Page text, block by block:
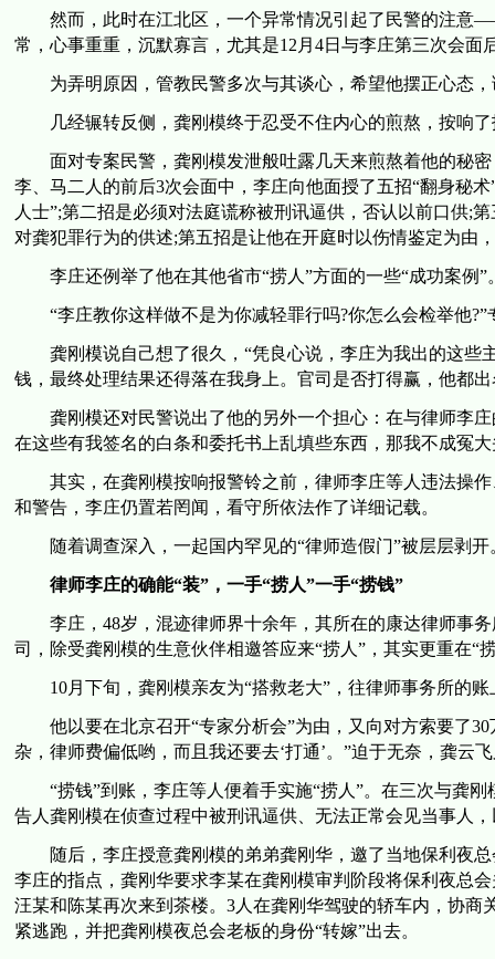
然而，此时在江北区，一个异常情况引起了民警的注意
常，心事重重，沉默寡言，尤其是12月4日与李庄第三次会
为弄明原因，管教民警多次与其谈心，希望他摆正心态，
几经辗转反侧，龚刚模终于忍受不住内心的煎熬，按响了
面对专案民警，龚刚模发泄般吐露几天来煎熬着他的秘密
李、马二人的前后3次会面中，李庄向他面授了五招“翻身秘
人士”;第二招是必须对法庭谎称被刑讯逼供，否认以前口供;
对龚犯罪行为的供述;第五招是让他在开庭时以伤情鉴定为由
李庄还例举了他在其他省市“捞人”方面的一些“成功案例”
“李庄教你这样做不是为你减轻罪行吗?你怎么会检举他?”
龚刚模说自己想了很久，“凭良心说，李庄为我出的这些
钱，最终处理结果还得落在我身上。官司是否打得赢，他都
龚刚模还对民警说出了他的另外一个担心：在与律师李庄
在这些有我签名的白条和委托书上乱填些东西，那我不成冤
其实，在龚刚模按响报警铃之前，律师李庄等人违法操作
和警告，李庄仍置若罔闻，看守所依法作了详细记载。
随着调查深入，一起国内罕见的“律师造假门”被层层剥开
律师李庄的确能“装”，一手“捞人”一手“捞钱”
李庄，48岁，混迹律师界十余年，其所在的康达律师事务
司，除受龚刚模的生意伙伴相邀答应来“捞人”，其实更重在“
10月下旬，龚刚模亲友为“搭救老大”，往律师事务所的账
他以要在北京召开“专家分析会”为由，又向对方索要了30
杂，律师费偏低哟，而且我还要去‘打通’。”迫于无奈，龚云
“捞钱”到账，李庄等人便着手实施“捞人”。在三次与龚刚
告人龚刚模在侦查过程中被刑讯逼供、无法正常会见当事人
随后，李庄授意龚刚模的弟弟龚刚华，邀了当地保利夜总
李庄的指点，龚刚华要求李某在龚刚模审判阶段将保利夜总
汪某和陈某再次来到茶楼。3人在龚刚华驾驶的轿车内，协
紧逃跑，并把龚刚模夜总会老板的身份“转嫁”出去。